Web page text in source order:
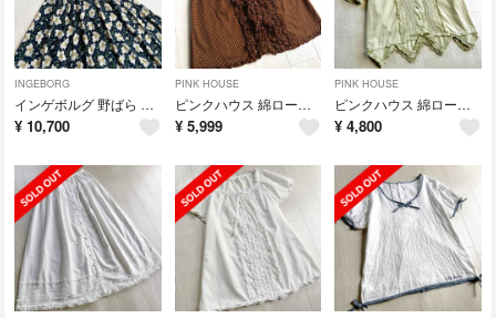
INGEBORG
インゲボルグ 野ばら いぬいばら フレアスリーブ レース 紺色 ワンピース
¥ 10,700
PINK HOUSE
ピンクハウス 綿ローン 白×茶色 ドット 水玉 ピコフリル ブラウス
¥ 5,999
PINK HOUSE
ピンクハウス 綿ローン ハッカ色 ピンタック ピコフリル 三角飾り ブラウス
¥ 4,800